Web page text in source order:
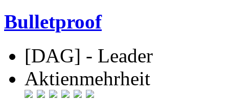
Bulletproof
[DAG] - Leader
Aktienmehrheit